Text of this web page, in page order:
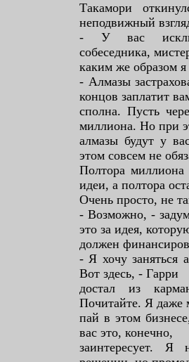
Такамори
неподвижный
- У вас
собеседника,
каким же образом я
- Алмазы
концов заплатит
сполна. Пусть
миллиона. Но при
алмазы будут у
этом совсем не
Полтора
идеи, а полтора
Очень просто, не
- Возможно, -
это за идея,
должен
- Я хочу заняться
Вот здесь, - Гарри
достал из
Почитайте. Я даже
пай в этом
вас это, конечно,
заинтересует. Я